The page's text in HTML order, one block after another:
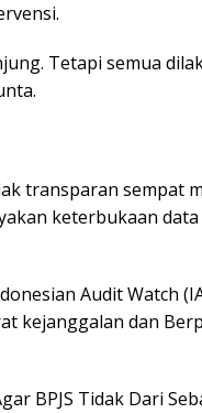
Tetapi semua
transparan sempat
keterbukaan data
Audit Watch
kejanggalan dan
BPJS Tidak Dari